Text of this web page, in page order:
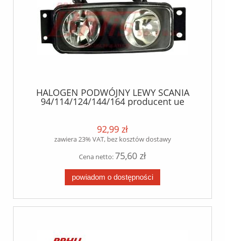
HALOGEN PODWÓJNY LEWY SCANIA
94/114/124/144/164 producent ue
92,99 zł
zawiera 23% VAT, bez kosztów dostawy
Cena netto:75,60 zł
powiadom o dostępności